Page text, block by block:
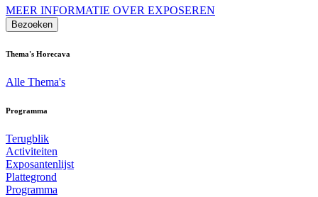
MEER INFORMATIE OVER EXPOSEREN
Bezoeken
Thema's Horecava
Alle Thema's
Programma
Terugblik
Activiteiten
Exposantenlijst
Plattegrond
Programma